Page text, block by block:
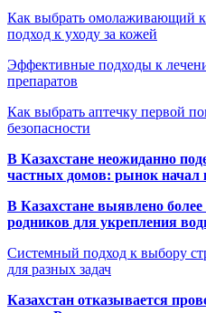
Как выбрать омолаживающий
подход к уходу за кожей
Эффективные подходы к
препаратов
Как выбрать аптечку первой
безопасности
В Казахстане неожиданно
частных домов: рынок начал
В Казахстане выявлено
родников для укрепления
Системный подход к выбору
для разных задач
Казахстан отказывается